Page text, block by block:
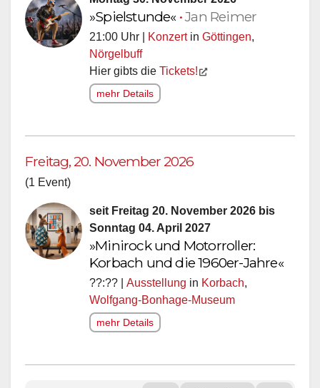
»Spielstunde« •Jan Reimer
21:00 Uhr | Konzertin Göttingen,
Nörgelbuff
Hier gibts die Tickets!
mehr Details
Freitag, 20. November 2026
(1 Event)
seit Freitag 20. November 2026 bis
Sonntag 04. April 2027
»Minirock und Motorroller:
Korbach und die 1960er-Jahre«
??:?? | Ausstellung in Korbach,
Wolfgang-Bonhage-Museum
mehr Details